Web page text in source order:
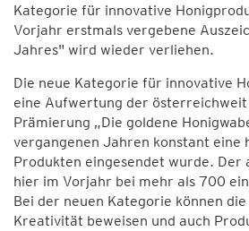
Kategorie für innovative
Vorjahr erstmals vergebene
Jahres" wird wieder verliehen.
Die neue Kategorie für innovative
eine Aufwertung der
Prämierung „Die goldene
vergangenen Jahren konstant eine
Produkten eingesendet wurde. Der
hier im Vorjahr bei mehr als 700
Bei der neuen Kategorie können
Kreativität beweisen und auch